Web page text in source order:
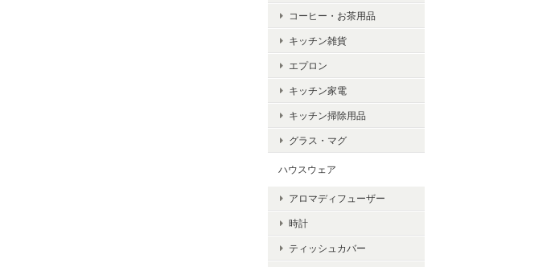
コーヒー・お茶用品
キッチン雑貨
エプロン
キッチン家電
キッチン掃除用品
グラス・マグ
ハウスウェア
アロマディフューザー
時計
ティッシュカバー